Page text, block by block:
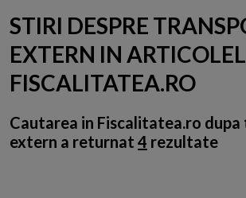
STIRI DESPRE
EXTERN IN
FISCALITATEA.RO
Cautarea in Fiscalitatea.ro dupa
extern a returnat 4 rezultate